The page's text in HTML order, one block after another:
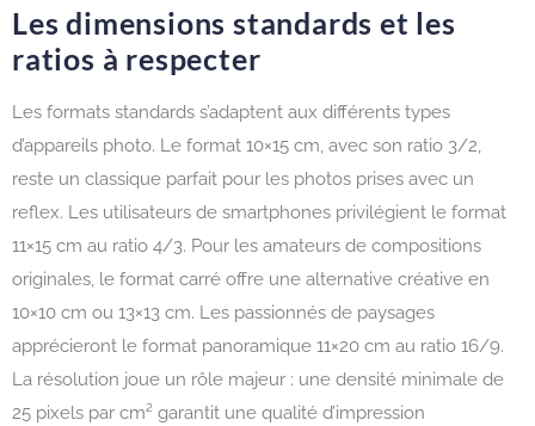
Les dimensions standards et les
ratios à respecter
Les formats standards s’adaptent aux différents types
d’appareils photo. Le format 10×15 cm, avec son ratio 3/2,
reste un classique parfait pour les photos prises avec un
reflex. Les utilisateurs de smartphones privilégient le format
11×15 cm au ratio 4/3. Pour les amateurs de compositions
originales, le format carré offre une alternative créative en
10×10 cm ou 13×13 cm. Les passionnés de paysages
apprécieront le format panoramique 11×20 cm au ratio 16/9.
La résolution joue un rôle majeur : une densité minimale de
25 pixels par cm² garantit une qualité d’impression